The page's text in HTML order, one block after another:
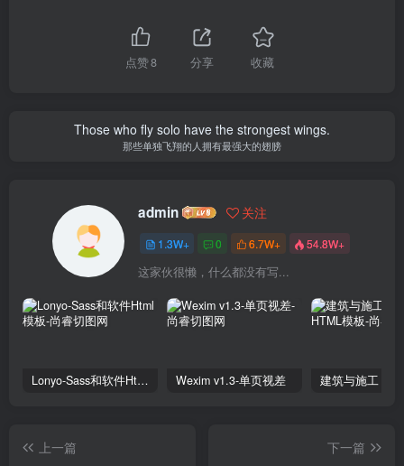
点赞8 分享 收藏
Those who fly solo have the strongest wings.
那些单独飞翔的人拥有最强大的翅膀
admin 关注
1.3W+ 0 6.7W+ 54.8W+
这家伙很懒，什么都没有写...
Lonyo-Sass和软件Html模板 Wexim v1.3-单页视差
上一篇
下一篇